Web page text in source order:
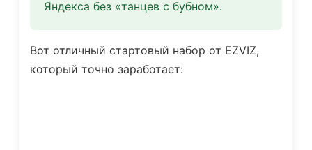
Яндекса без «танцев с бубном».
Вот отличный стартовый набор от EZVIZ,
который точно заработает: